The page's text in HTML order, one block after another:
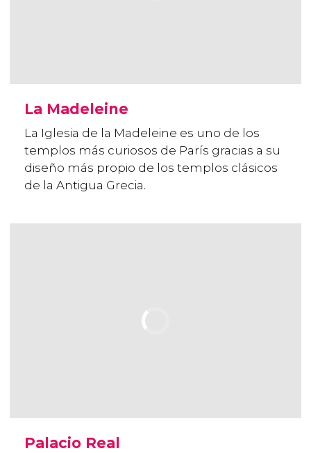
La Madeleine
La Iglesia de la Madeleine es uno de los
templos más curiosos de París gracias a su
diseño más propio de los templos clásicos
de la Antigua Grecia.
Palacio Real